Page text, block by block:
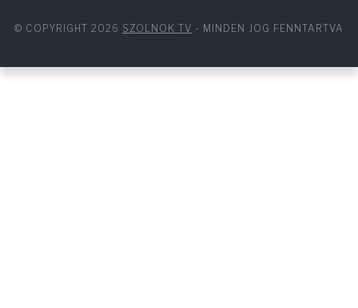
© COPYRIGHT 2026 SZOLNOK TV - MINDEN JOG FENNTARTVA